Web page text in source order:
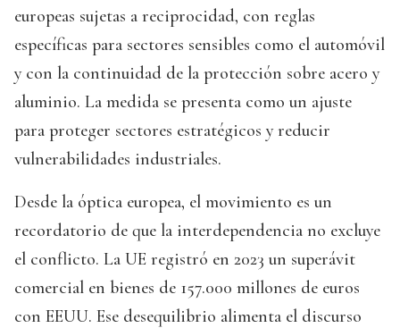
europeas sujetas a reciprocidad, con reglas
específicas para sectores sensibles como el automóvil
y con la continuidad de la protección sobre acero y
aluminio. La medida se presenta como un ajuste
para proteger sectores estratégicos y reducir
vulnerabilidades industriales.
Desde la óptica europea, el movimiento es un
recordatorio de que la interdependencia no excluye
el conflicto. La UE registró en 2023 un superávit
comercial en bienes de 157.000 millones de euros
con EEUU. Ese desequilibrio alimenta el discurso